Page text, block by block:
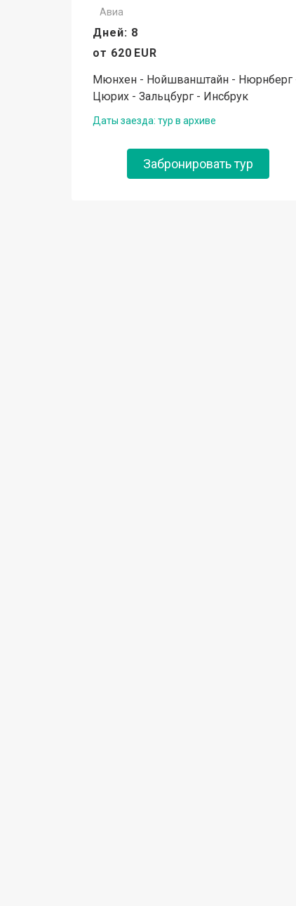
Авиа
Дней: 8
от 620 EUR
Мюнхен - Нойшванштайн - Нюрнберг
Цюрих - Зальцбург - Инсбрук
Даты заезда: тур в архиве
Забронировать тур